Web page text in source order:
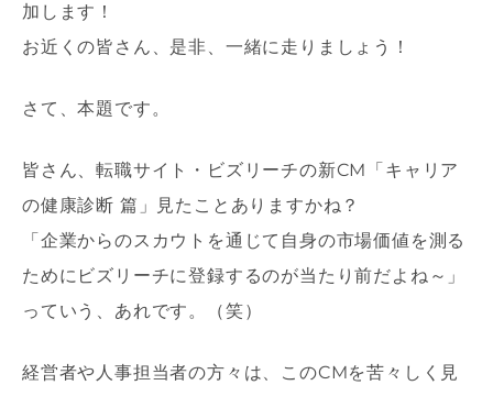
加します！
お近くの皆さん、是非、一緒に走りましょう！
さて、本題です。
皆さん、転職サイト・ビズリーチの新CM「キャリア
の健康診断 篇」見たことありますかね？
「企業からのスカウトを通じて自身の市場価値を測る
ためにビズリーチに登録するのが当たり前だよね～」
っていう、あれです。（笑）
経営者や人事担当者の方々は、このCMを苦々しく見